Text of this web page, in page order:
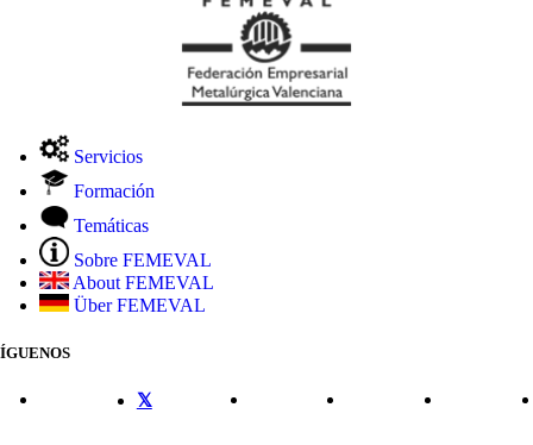
Servicios
Formación
Temáticas
Sobre FEMEVAL
About FEMEVAL
Über FEMEVAL